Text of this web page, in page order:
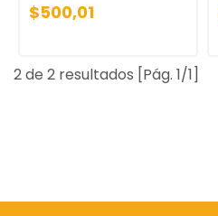
$500,01
2 de 2 resultados [Pág. 1/1]